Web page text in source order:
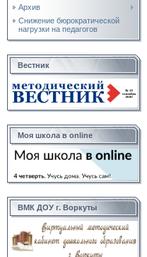
Архив
Снижение бюрократической
нагрузки на педагогов
Вестник
Моя школа в online
ВМК ДОУ г. Воркуты